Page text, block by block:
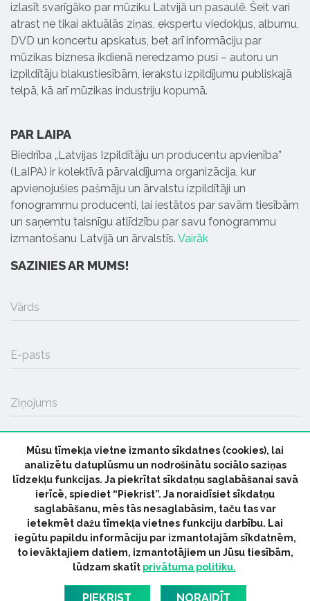
izlasīt svarīgāko par mūziku Latvijā un pasaulē. Šeit vari
atrast ne tikai aktuālās ziņas, ekspertu viedokļus, albumu,
DVD un koncertu apskatus, bet arī informāciju par
mūzikas biznesa ikdienā neredzamo pusi – autoru un
izpildītāju blakustiesībām, ierakstu izpildījumu publiskajā
telpā, kā arī mūzikas industriju kopumā.
PAR LAIPA
Biedrība „Latvijas Izpildītāju un producentu apvienība”
(LaIPA) ir kolektīvā pārvaldījuma organizācija, kur
apvienojušies pašmāju un ārvalstu izpildītāji un
fonogrammu producenti, lai iestātos par savām tiesībām
un saņemtu taisnīgu atlīdzību par savu fonogrammu
izmantošanu Latvijā un ārvalstīs. Vairāk
SAZINIES AR MUMS!
Vārds
E-pasts
Ziņojums
SŪTĪT
© 2026 parmuziku.lv, visas tiesības paturētas
ParMuziku.lv Mūzikas Ziņas
Industrijas Ziņas
Industrijas ABC
Mūzika Biznesam
Latvijas oficiālais
Mūsu tīmekļa vietne izmanto sīkdatnes (cookies), lai
analizētu datuplūsmu un nodrošinātu sociālo saziņas
līdzekļu funkcijas. Ja piekrītat sīkdatņu saglabāšanai savā
ierīcē, spiediet “Piekrist”. Ja noraidīsiet sīkdatņu
saglabāšanu, mēs tās nesaglabāsim, taču tas var
ietekmēt dažu tīmekļa vietnes funkciju darbību. Lai
iegūtu papildu informāciju par izmantotajām sīkdatnēm,
to ievāktajiem datiem, izmantotājiem un Jūsu tiesībām,
lūdzam skatīt privātuma politiku.
PIEKRIST NORAIDĪT